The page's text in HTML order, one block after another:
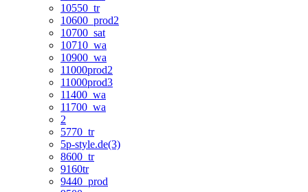
10550_tr
10600_prod2
10700_sat
10710_wa
10900_wa
11000prod2
11000prod3
11400_wa
11700_wa
2
5770_tr
5p-style.de(3)
8600_tr
9160tr
9440_prod